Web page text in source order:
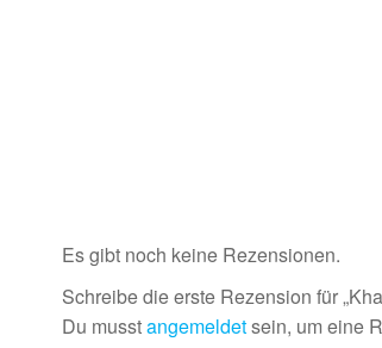
Es gibt noch keine Rezensionen.
Schreibe die erste Rezension für
Du musstangemeldetsein, um eine